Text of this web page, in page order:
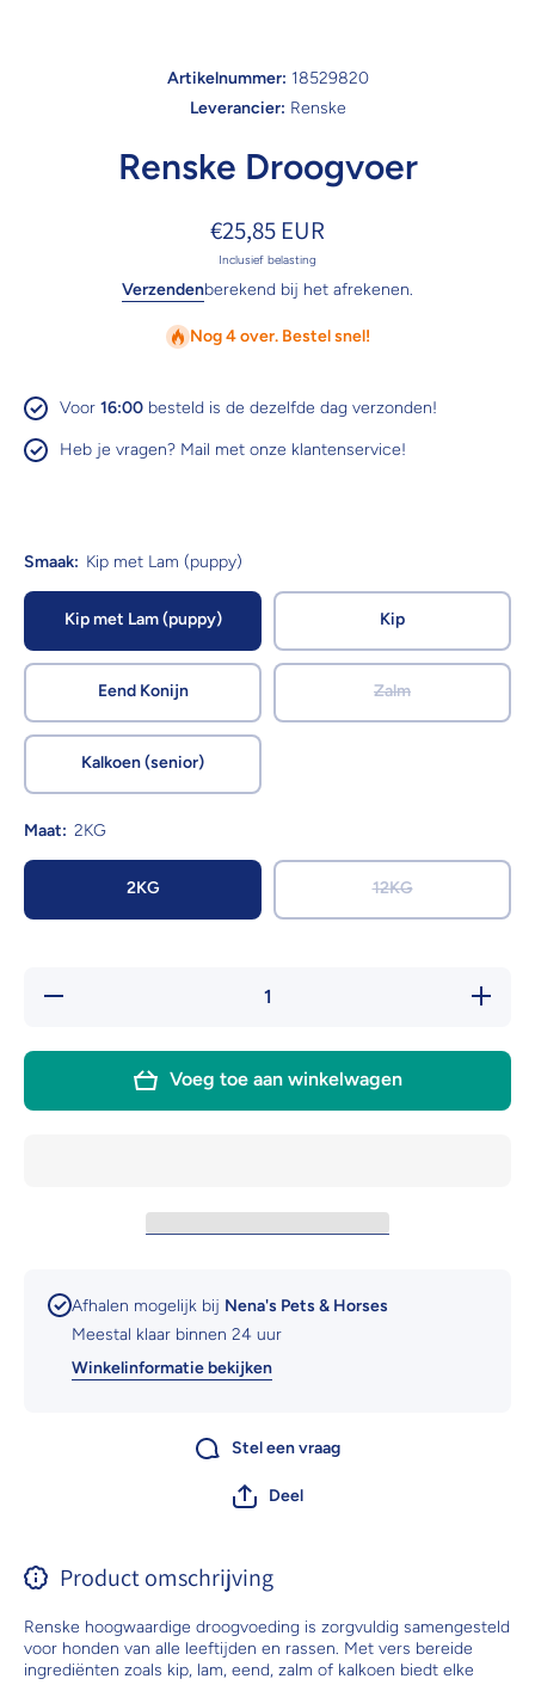
Artikelnummer: 18529820
Leverancier: Renske
Renske Droogvoer
€25,85 EUR
Inclusief belasting
Verzendenberekend bij het afrekenen.
Nog 4 over. Bestel snel!
Voor 16:00 besteld is de dezelfde dag verzonden!
Heb je vragen? Mail met onze klantenservice!
Smaak: Kip met Lam (puppy)
Kip met Lam (puppy) Kip
Eend Konijn Zalm
Kalkoen (senior)
Maat: 2KG
2KG 12KG
Hoeveelheid
Verhoog
Voeg toe aan winkelwagen
Afhalen mogelijk bij Nena's Pets & Horses
Meestal klaar binnen 24 uur
Winkelinformatie bekijken
Stel een vraag
Deel
Product omschrijving
Renske hoogwaardige droogvoeding is zorgvuldig samengesteld
voor honden van alle leeftijden en rassen. Met vers bereide
ingrediënten zoals kip, lam, eend, zalm of kalkoen biedt elke